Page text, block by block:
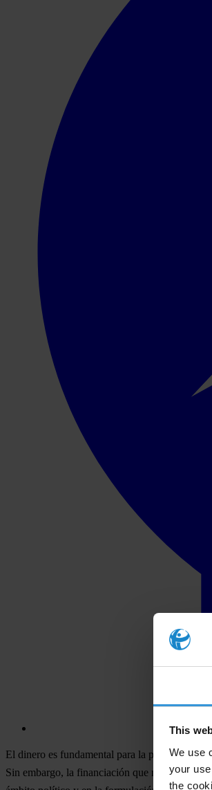
This
We use
your
the
El dinero es fundamental para la participación
Sin embargo, la financiación que no es